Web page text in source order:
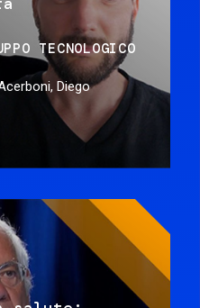
TECNOLOGICO
Diego